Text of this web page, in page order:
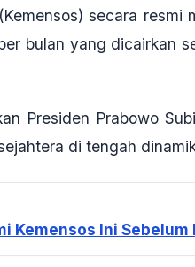
secara resmi
bulan yang dicairkan
Presiden Prabowo
di tengah
Kemensos Ini Sebelum